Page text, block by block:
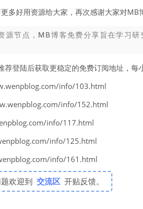
多好用资源给大家，再次感谢大家对MB
源节点，MB博客免费分享旨在学习
登陆后获取更稳定的免费订阅地址，
info/103.html
info/152.html
info/117.html
info/125.html
info/161.html
欢迎到 交流区 开贴反馈。